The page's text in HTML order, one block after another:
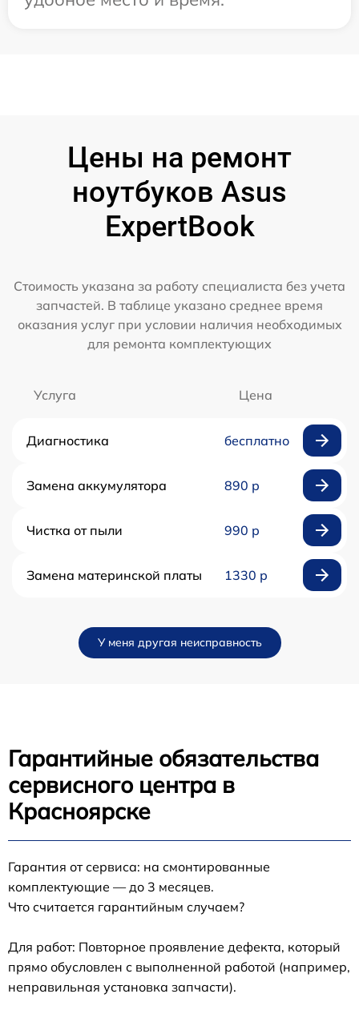
Цены на ремонт
ноутбуков Asus
ExpertBook
Стоимость указана за работу специалиста без учета
запчастей. В таблице указано среднее время
оказания услуг при условии наличия необходимых
для ремонта комплектующих
Услуга Цена
Диагностика бесплатно
Замена аккумулятора 890 р
Чистка от пыли 990 р
Замена материнской платы 1330 р
У меня другая неисправность
Гарантийные обязательства
сервисного центра в
Красноярске
Гарантия от сервиса: на смонтированные
комплектующие — до 3 месяцев.
Что считается гарантийным случаем?
Для работ: Повторное проявление дефекта, который
прямо обусловлен с выполненной работой (например,
неправильная установка запчасти).